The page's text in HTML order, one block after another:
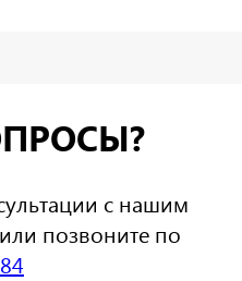
с нашим
позвоните по